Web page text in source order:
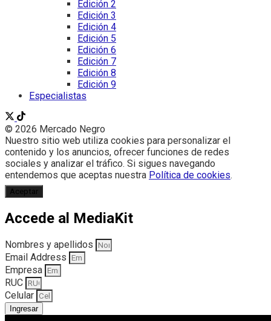
Edición 2
Edición 3
Edición 4
Edición 5
Edición 6
Edición 7
Edición 8
Edición 9
Especialistas
© 2026 Mercado Negro
Nuestro sitio web utiliza cookies para personalizar el
contenido y los anuncios, ofrecer funciones de redes
sociales y analizar el tráfico. Si sigues navegando
entendemos que aceptas nuestra Política de cookies.
Aceptar
Accede al MediaKit
Nombres y apellidos
Email Address
Empresa
RUC
Celular
Ingresar